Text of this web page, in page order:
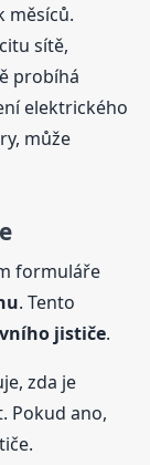
měsíců.
sítě,
probíhá
elektrického
může
formuláře
. Tento
jističe.
zda je
Pokud ano,